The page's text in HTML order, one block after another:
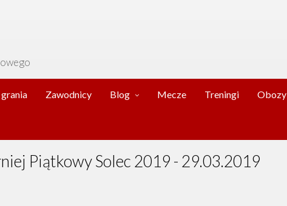
Zawodnicy Blog Mecze Treningi Obozy
Piątkowy Solec 2019 - 29.03.2019